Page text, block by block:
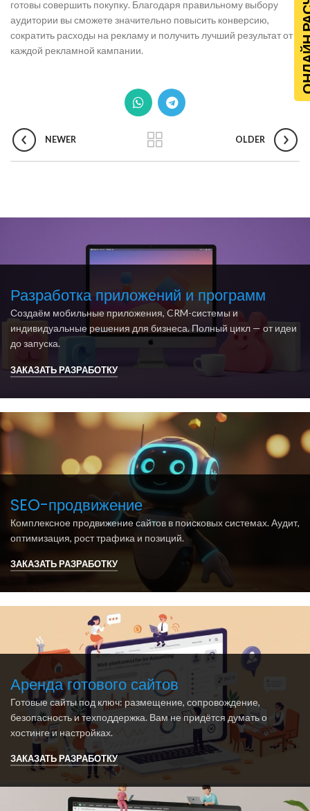
готовы совершить покупку. Благодаря правильному выбору
аудитории вы сможете значительно повысить конверсию,
сократить расходы на рекламу и получить лучший результат от
каждой рекламной кампании.
NEWER OLDER
Разработка приложений и программ
Создаём мобильные приложения, CRM-системы и
индивидуальные решения для бизнеса. Полный цикл — от идеи
до запуска.
ЗАКАЗАТЬ РАЗРАБОТКУ
SEO-продвижение
Комплексное продвижение сайтов в поисковых системах. Аудит,
оптимизация, рост трафика и позиций.
ЗАКАЗАТЬ РАЗРАБОТКУ
Аренда готового сайтов
Готовые сайты под ключ: размещение, сопровождение,
безопасность и техподдержка. Вам не придётся думать о
хостинге и настройках.
ЗАКАЗАТЬ РАЗРАБОТКУ